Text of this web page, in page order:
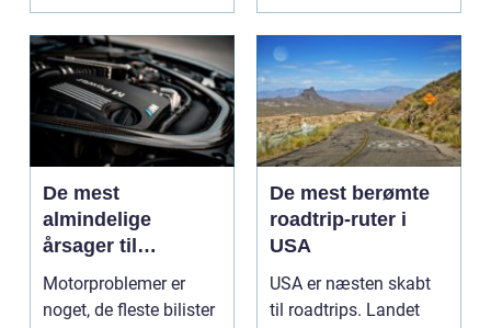
De mest
almindelige
årsager til
motorproblemer
Motorproblemer er
noget, de fleste bilister
De mest berømte
roadtrip-ruter i
USA
USA er næsten skabt
til roadtrips. Landet